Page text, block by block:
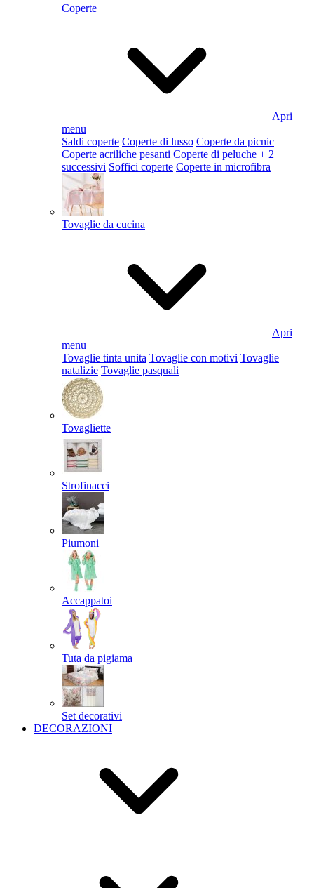
Coperte
Apri
menu
Saldi coperte Coperte di lusso Coperte da picnic
Coperte acriliche pesanti Coperte di peluche + 2
successivi Soffici coperte Coperte in microfibra
Tovaglie da cucina
Apri
menu
Tovaglie tinta unita Tovaglie con motivi Tovaglie
natalizie Tovaglie pasquali
Tovagliette
Strofinacci
Piumoni
Accappatoi
Tuta da pigiama
Set decorativi
DECORAZIONI